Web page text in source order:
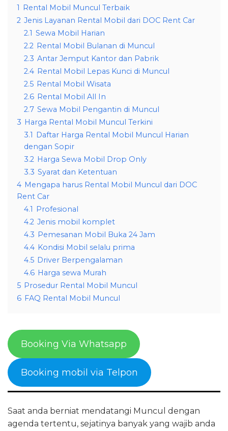
1 Rental Mobil Muncul Terbaik
2 Jenis Layanan Rental Mobil dari DOC Rent Car
2.1 Sewa Mobil Harian
2.2 Rental Mobil Bulanan di Muncul
2.3 Antar Jemput Kantor dan Pabrik
2.4 Rental Mobil Lepas Kunci di Muncul
2.5 Rental Mobil Wisata
2.6 Rental Mobil All In
2.7 Sewa Mobil Pengantin di Muncul
3 Harga Rental Mobil Muncul Terkini
3.1 Daftar Harga Rental Mobil Muncul Harian
dengan Sopir
3.2 Harga Sewa Mobil Drop Only
3.3 Syarat dan Ketentuan
4 Mengapa harus Rental Mobil Muncul dari DOC
Rent Car
4.1 Profesional
4.2 Jenis mobil komplet
4.3 Pemesanan Mobil Buka 24 Jam
4.4 Kondisi Mobil selalu prima
4.5 Driver Berpengalaman
4.6 Harga sewa Murah
5 Prosedur Rental Mobil Muncul
6 FAQ Rental Mobil Muncul
Booking Via Whatsapp
Booking mobil via Telpon
Saat anda berniat mendatangi Muncul dengan
agenda tertentu, sejatinya banyak yang wajib anda